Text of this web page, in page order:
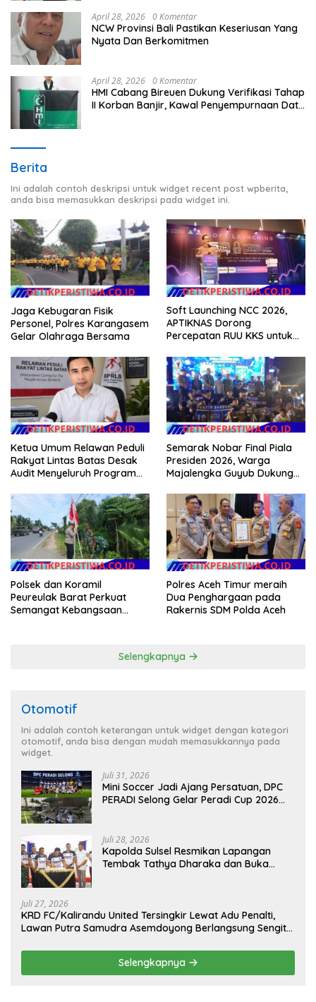
April 28, 2026 0 Komentar
NCW Provinsi Bali Pastikan Keseriusan Yang
Nyata Dan Berkomitmen
April 28, 2026 0 Komentar
HMI Cabang Bireuen Dukung Verifikasi Tahap
II Korban Banjir, Kawal Penyempurnaan Data
Berita
Ini adalah contoh deskripsi untuk widget recent post wpberita,
anda bisa memasukkan deskripsi pada widget ini.
Jaga Kebugaran Fisik
Personel, Polres Karangasem
Gelar Olahraga Bersama
Soft Launching NCC 2026,
APTIKNAS Dorong
Percepatan RUU KKS untuk
Digital Indonesia
Ketua Umum Relawan Peduli
Rakyat Lintas Batas Desak
Audit Menyeluruh Program
Pertanyakan Efektivitas
Kinerja Dinas Pertanian
Semarak Nobar Final Piala
Presiden 2026, Warga
Majalengka Guyub Dukung
Kahayang
Polsek dan Koramil
Peureulak Barat Perkuat
Semangat Kebangsaan
Polres Aceh Timur meraih
Dua Penghargaan pada
Rakernis SDM Polda Aceh
Selengkapnya
Otomotif
Ini adalah contoh keterangan untuk widget dengan kategori
otomotif, anda bisa dengan mudah memasukkannya pada
widget.
Juli 31, 2026
Mini Soccer Jadi Ajang Persatuan, DPC
PERADI Selong Gelar Peradi Cup 2026
Juli 28, 2026
Kapolda Sulsel Resmikan Lapangan
Tembak Tathya Dharaka dan Buka
Juli 27, 2026
KRD FC/Kalirandu United Tersingkir Lewat Adu Penalti,
Lawan Putra Samudra Asemdoyong Berlangsung Sengit
Selengkapnya